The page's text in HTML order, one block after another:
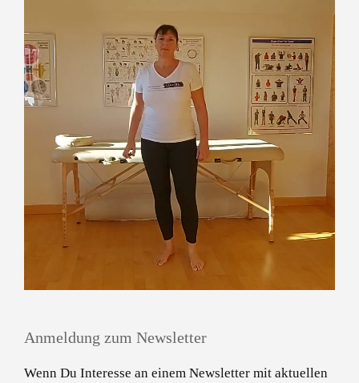
Anmeldung zum Newsletter
Wenn Du Interesse an einem Newsletter mit aktuellen